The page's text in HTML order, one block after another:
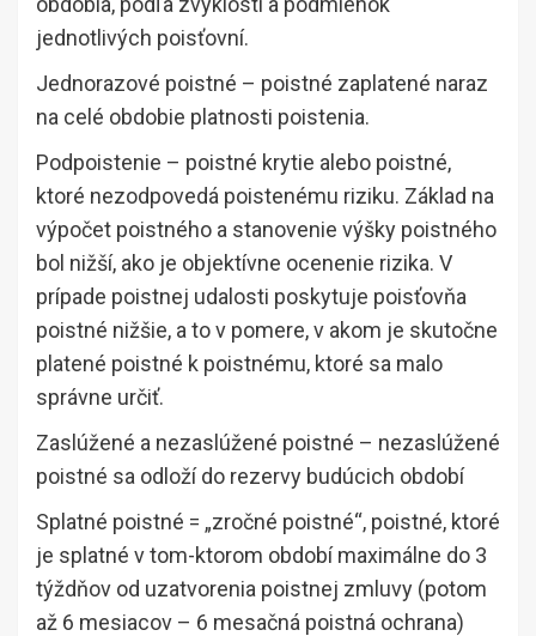
jednotlivých poisťovní.
Jednorazové poistné – poistné zaplatené naraz
na celé obdobie platnosti poistenia.
Podpoistenie – poistné krytie alebo poistné,
ktoré nezodpovedá poistenému riziku. Základ na
výpočet poistného a stanovenie výšky poistného
bol nižší, ako je objektívne ocenenie rizika. V
prípade poistnej udalosti poskytuje poisťovňa
poistné nižšie, a to v pomere, v akom je skutočne
platené poistné k poistnému, ktoré sa malo
správne určiť.
Zaslúžené a nezaslúžené poistné – nezaslúžené
poistné sa odloží do rezervy budúcich období
Splatné poistné = „zročné poistné“, poistné, ktoré
je splatné v tom-ktorom období maximálne do 3
týždňov od uzatvorenia poistnej zmluvy (potom
až 6 mesiacov – 6 mesačná poistná ochrana)